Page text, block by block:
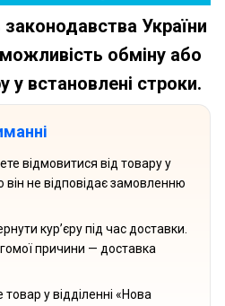
України
обміну або
у встановлені строки.
відмовитися від товару у
не відповідає замовленню
кур’єру під час доставки.
причини — доставка
у відділенні «Нова